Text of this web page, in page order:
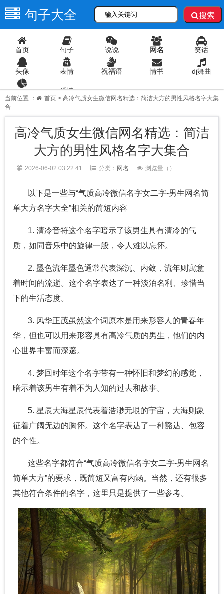
句子大全 搜索
首页 句子 说说 网名 笑话
头像 表情 祝福语 情书 dj舞曲
爱情
当前位置 ： 首页 > 高冷气质女生微信网名精选：简洁大方的男性风格名字大集
合
高冷气质女生微信网名精选：简洁
大方的男性风格名字大集合
2026-06-02 03:22:41 分类： 网名 浏览量（ ）
以下是一些与“气质高冷微信名字女二字-男生网名简
单大方名字大全”相关的简短内容
1. 清冷音符这个名字暗示了该男生具有清冷的气
质，如同音乐中的旋律一般，令人难以忘怀。
2. 墨色流年墨色通常代表深沉、内敛，流年则寓意
着时间的流逝。这个名字表达了一种淡泊名利、珍惜当
下的生活态度。
3. 风华正茂虽然这个词原本是用来形容人的青春年
华，但也可以用来形容具有高冷气质的男生，他们的内
心世界丰富而深邃。
4. 梦回时年这个名字带有一种怀旧和梦幻的感觉，
暗示着该男生有着不为人知的过去和故事。
5. 星辰大海星辰代表着浩渺无垠的宇宙，大海则象
征着广阔无边的胸怀。这个名字表达了一种豁达、包容
的个性。
这些名字都符合“气质高冷微信名字女二字-男生网名
简单大方”的要求，既简短又富有内涵。当然，还有很多
其他符合条件的名字，这里只是提供了一些参考。